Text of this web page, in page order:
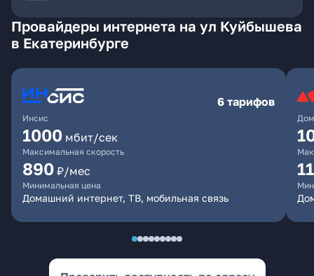
Провайдеры интернета на ул Куйбышева
в Екатеринбурге
Инсис
6 тарифов
1000 мбит/сек
Максимальная скорость
890 ₽/мес
Минимальная цена
Домашний интернет, ТВ, мобильная связь